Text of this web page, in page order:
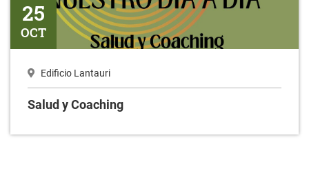
25
OCT
Edificio Lantauri
Salud y Coaching